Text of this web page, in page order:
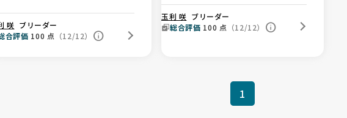
咲 ブリーダー
合評価 100 点 （12/12）
玉利 咲 ブリーダー
総合評価 100 点 （12/12）
1